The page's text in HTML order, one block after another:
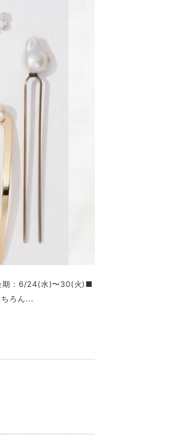
：6/24(水)〜30(火)■
ろん...